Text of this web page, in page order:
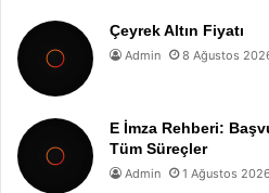
Çeyrek Altın Fiyatı
Admin 8 Ağustos
E İmza Rehberi:
Tüm Süreçler
Admin 1 Ağustos 2026